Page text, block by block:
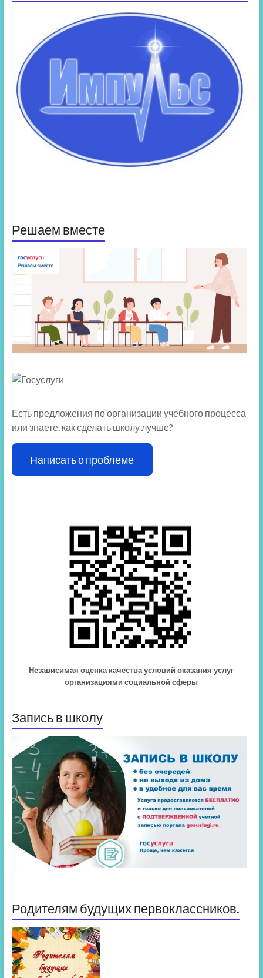
Решаем вместе
Есть предложения по организации учебного процесса
или знаете, как сделать школу лучше?
Написать о проблеме
Независимая оценка качества условий оказания услуг
организациями социальной сферы
Запись в школу
Родителям будущих первоклассников.